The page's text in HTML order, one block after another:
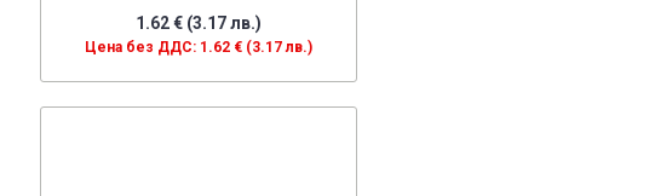
1.62 € (3.17 лв.)
Цена без ДДС: 1.62 € (3.17 лв.)